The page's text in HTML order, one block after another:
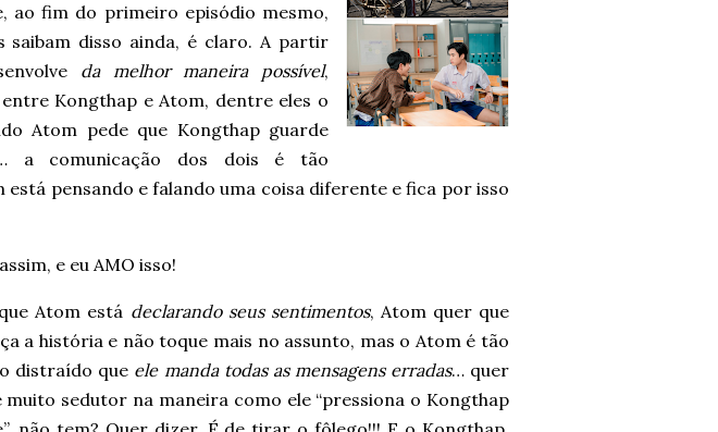
ao fim do primeiro episódio mesmo,
saibam disso ainda, é claro. A partir
da melhor maneira possível,
Kongthap e Atom, dentre eles o
Atom pede que Kongthap guarde
a comunicação dos dois é tão
está pensando e falando uma coisa diferente e fica por isso
e eu AMO isso!
Atom está declarando seus sentimentos, Atom quer que
a história e não toque mais no assunto, mas o Atom é tão
distraído que ele manda todas as mensagens erradas… quer
muito sedutor na maneira como ele “pressiona o Kongthap